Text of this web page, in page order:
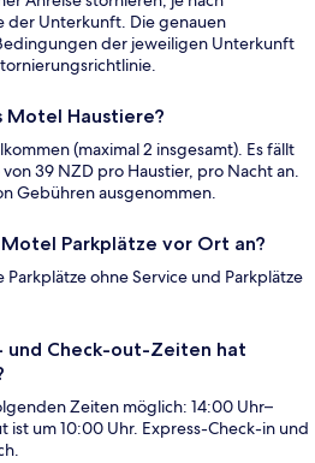
der Unterkunft. Die genauen
der jeweiligen Unterkunft
Motel Haustiere?
(maximal 2 insgesamt). Es fällt
39 NZD pro Haustier, pro Nacht an.
Gebühren ausgenommen.
Parkplätze vor Ort an?
Parkplätze ohne Service und Parkplätze
und Check-out-Zeiten hat
Zeiten möglich: 14:00 Uhr–
ist um 10:00 Uhr. Express-Check-in und